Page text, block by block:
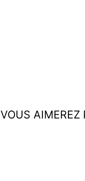
VOUS AIMEREZ